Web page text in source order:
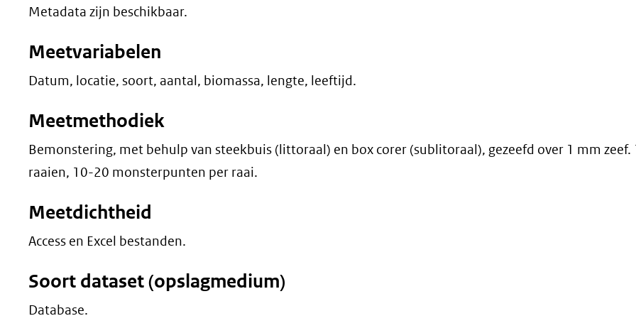
Metadata zijn beschikbaar.
Meetvariabelen
Datum, locatie, soort, aantal, biomassa, lengte, leeftijd.
Meetmethodiek
Bemonstering, met behulp van steekbuis (littoraal) en box corer (sublitoraal), gezeefd over 1 mm zeef.
raaien, 10-20 monsterpunten per raai.
Meetdichtheid
Access en Excel bestanden.
Soort dataset (opslagmedium)
Database.